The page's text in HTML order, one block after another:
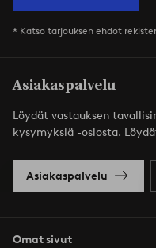
* Katso tarjouksen ehdot
Asiakaspalvelu
Löydät vastauksen
kysymyksiä -osiosta.
Asiakaspalvelu
Omat sivut